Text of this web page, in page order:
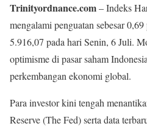
Trinityordnance.com– Indeks
mengalami penguatan sebesar
5.916,07 pada hari Senin, 6 Juli.
optimisme di pasar saham
perkembangan ekonomi global.
Para investor kini tengah
Reserve (The Fed) serta data